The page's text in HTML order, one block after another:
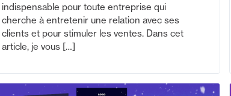
indispensable pour toute entreprise qui
cherche à entretenir une relation avec ses
clients et pour stimuler les ventes. Dans cet
article, je vous […]